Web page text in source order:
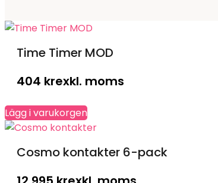
Time Timer MOD
404 krexkl. moms
Lägg i varukorgen
Cosmo kontakter 6-pack